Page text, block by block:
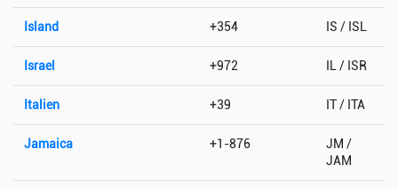
Island +354 IS / ISL
Israel +972 IL / ISR
Italien +39 IT / ITA
Jamaica +1-876
JM /
JAM